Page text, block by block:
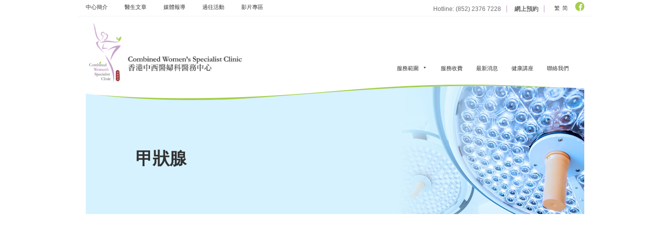
Skip
to
中心簡介 醫生文章 媒體報導 過往活動 影片專區 Hotline: (852) 2376 7228 網上預約 繁 简
服務範圍 服務收費 最新消息 健康講座 聯絡我們
甲狀腺